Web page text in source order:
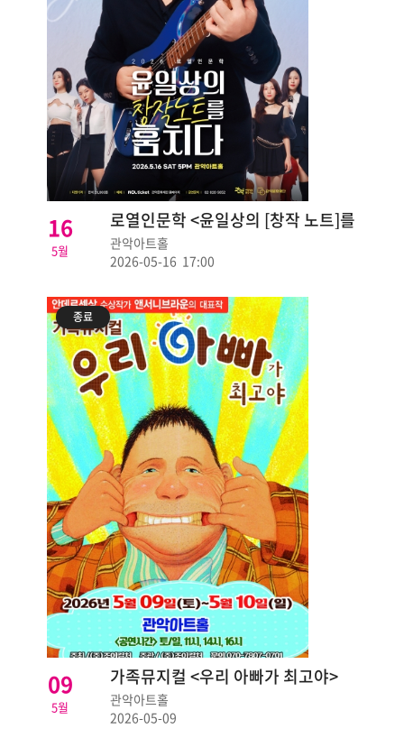
16
5월
로열인문학 <윤일상의 [창작 노트]를
훔치다>
관악아트홀
2026-05-16 17:00
종료
09
5월
가족뮤지컬 <우리 아빠가 최고야>
관악아트홀
2026-05-09